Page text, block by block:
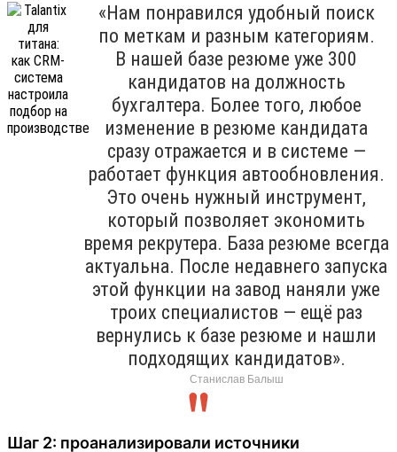
«Нам понравился удобный поиск
по меткам и разным категориям.
В нашей базе резюме уже 300
кандидатов на должность
бухгалтера. Более того, любое
изменение в резюме кандидата
сразу отражается и в системе —
работает функция автообновления.
Это очень нужный инструмент,
который позволяет экономить
время рекрутера. База резюме всегда
актуальна. После недавнего запуска
этой функции на завод наняли уже
троих специалистов — ещё раз
вернулись к базе резюме и нашли
подходящих кандидатов».
Станислав Балыш
Шаг 2: проанализировали источники